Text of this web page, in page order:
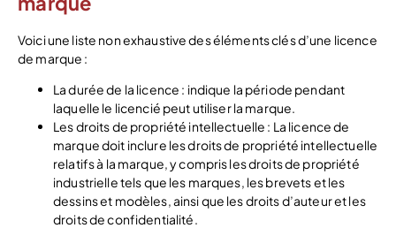
Voici une liste non exhaustive des éléments clés d’une licence
de marque :
La durée de la licence : indique la période pendant
laquelle le licencié peut utiliser la marque.
Les droits de propriété intellectuelle : La licence de
marque doit inclure les droits de propriété intellectuelle
relatifs à la marque, y compris les droits de propriété
industrielle tels que les marques, les brevets et les
dessins et modèles, ainsi que les droits d’auteur et les
droits de confidentialité.